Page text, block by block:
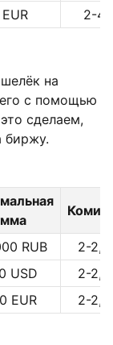
2-
на
с помощью
сделаем,
биржу.
RUB
2-
USD
2-
EUR 2-